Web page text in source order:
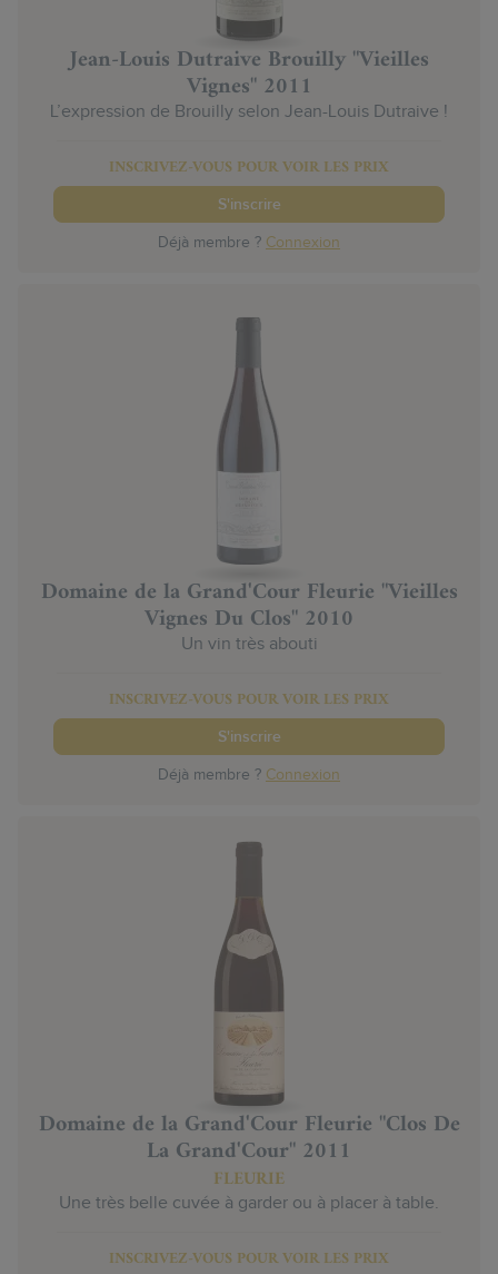
Jean-Louis Dutraive Brouilly "Vieilles
Vignes" 2011
L’expression de Brouilly selon Jean-Louis Dutraive !
INSCRIVEZ-VOUS POUR VOIR LES PRIX
S'inscrire
Déjà membre ? Connexion
Domaine de la Grand'Cour Fleurie "Vieilles
Vignes Du Clos" 2010
Un vin très abouti
INSCRIVEZ-VOUS POUR VOIR LES PRIX
S'inscrire
Déjà membre ? Connexion
Domaine de la Grand'Cour Fleurie "Clos De
La Grand'Cour" 2011
FLEURIE
Une très belle cuvée à garder ou à placer à table.
INSCRIVEZ-VOUS POUR VOIR LES PRIX